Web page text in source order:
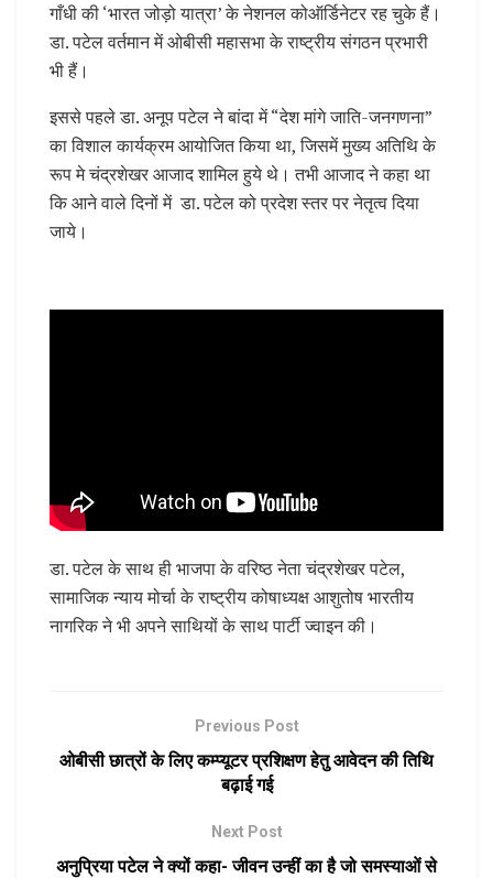
गाँधी की ‘भारत जोड़ो यात्रा’ के नेशनल कोऑर्डिनेटर रह चुके हैं।
डा. पटेल वर्तमान में ओबीसी महासभा के राष्ट्रीय संगठन प्रभारी
भी हैं।
इससे पहले डा. अनूप पटेल ने बांदा में “देश मांगे जाति-जनगणना”
का विशाल कार्यक्रम आयोजित किया था, जिसमें मुख्य अतिथि के
रूप मे चंद्रशेखर आजाद शामिल हुये थे। तभी आजाद ने कहा था
कि आने वाले दिनों में डा. पटेल को प्रदेश स्तर पर नेतृत्व दिया
जाये।
डा. पटेल के साथ ही भाजपा के वरिष्ठ नेता चंद्रशेखर पटेल,
सामाजिक न्याय मोर्चा के राष्ट्रीय कोषाध्यक्ष आशुतोष भारतीय
नागरिक ने भी अपने साथियों के साथ पार्टी ज्वाइन की।
Previous Post
ओबीसी छात्रों के लिए कम्प्यूटर प्रशिक्षण हेतु आवेदन की तिथि
बढ़ाई गई
Next Post
अनुप्रिया पटेल ने क्यों कहा- जीवन उन्हीं का है जो समस्याओं से